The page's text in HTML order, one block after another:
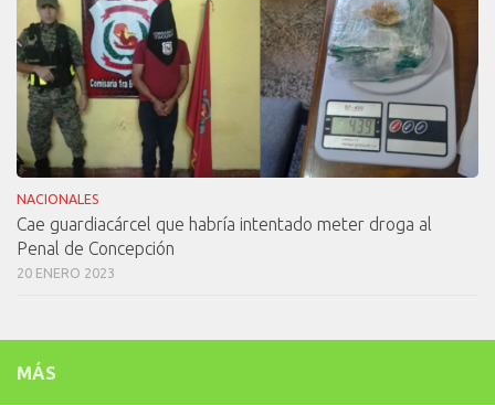
NACIONALES
Cae guardiacárcel que habría intentado meter droga al
Penal de Concepción
20 ENERO 2023
MÁS